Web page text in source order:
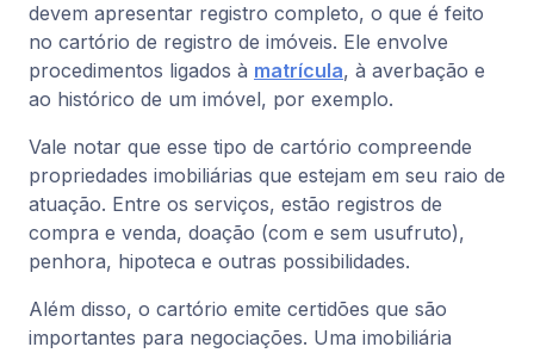
devem apresentar registro completo, o que é feito
no cartório de registro de imóveis. Ele envolve
procedimentos ligados à matrícula, à averbação e
ao histórico de um imóvel, por exemplo.
Vale notar que esse tipo de cartório compreende
propriedades imobiliárias que estejam em seu raio de
atuação. Entre os serviços, estão registros de
compra e venda, doação (com e sem usufruto),
penhora, hipoteca e outras possibilidades.
Além disso, o cartório emite certidões que são
importantes para negociações. Uma imobiliária